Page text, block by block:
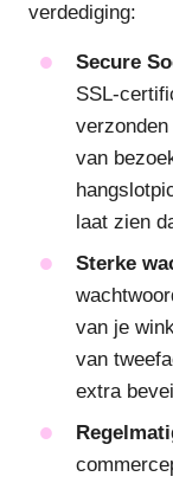
verdediging:
Secure
SSL-
van
laat zien
Sterke
van je
van
extra